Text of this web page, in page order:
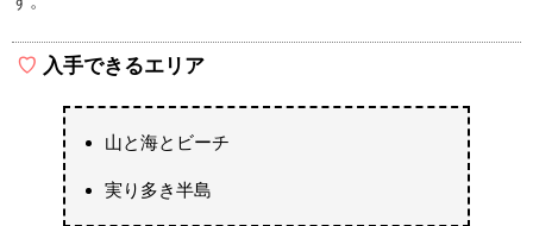
入手できるエリア
山と海とビーチ
実り多き半島